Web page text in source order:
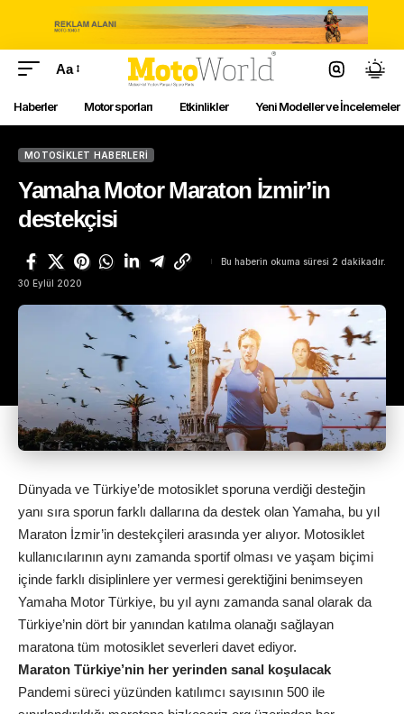
Aa
Haberler Motor sporları Etkinlikler Yeni Modeller ve İncelemeler
MOTOSIKLET HABERLERI
Yamaha Motor Maraton İzmir’in
destekçisi
30 Eylül 2020
Bu haberin okuma süresi 2 dakikadır.
Dünyada ve Türkiye’de motosiklet sporuna verdiği desteğin
yanı sıra sporun farklı dallarına da destek olan Yamaha, bu yıl
Maraton İzmir’in destekçileri arasında yer alıyor. Motosiklet
kullanıcılarının aynı zamanda sportif olması ve yaşam biçimi
içinde farklı disiplinlere yer vermesi gerektiğini benimseyen
Yamaha Motor Türkiye, bu yıl aynı zamanda sanal olarak da
Türkiye’nin dört bir yanından katılma olanağı sağlayan
maratona tüm motosiklet severleri davet ediyor.
Maraton Türkiye’nin her yerinden sanal koşulacak
Pandemi süreci yüzünden katılımcı sayısının 500 ile